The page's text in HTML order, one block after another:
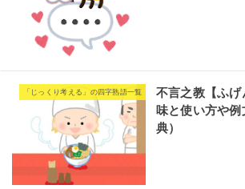
「じっくり考える」の四字熟語一覧
不言之教【ふ
味と使い方や
典）